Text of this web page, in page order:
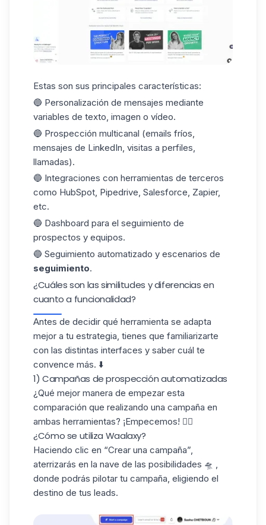
Estas son sus principales características:
🔵 Personalización de mensajes mediante
variables de texto, imagen o vídeo.
🔵 Prospección multicanal (emails fríos,
mensajes de LinkedIn, visitas a perfiles,
llamadas).
🔵 Integraciones con herramientas de terceros
como HubSpot, Pipedrive, Salesforce, Zapier,
etc.
🔵 Dashboard para el seguimiento de
prospectos y equipos.
🔵 Seguimiento automatizado y escenarios de
seguimiento.
¿Cuáles son las similitudes y diferencias en
cuanto a funcionalidad?
Antes de decidir qué herramienta se adapta
mejor a tu estrategia, tienes que familiarizarte
con las distintas interfaces y saber cuál te
convence más. ⬇️
1) Campañas de prospección automatizadas
¿Qué mejor manera de empezar esta
comparación que realizando una campaña en
ambas herramientas? ¡Empecemos! 👇🏼
¿Cómo se utiliza Waalaxy?
Haciendo clic en “Crear una campaña”,
aterrizarás en la nave de las posibilidades 🛸 ,
donde podrás pilotar tu campaña, eligiendo el
destino de tus leads.